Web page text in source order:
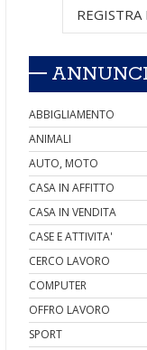
ABBIGLIAMENTO
ANIMALI
AUTO, MOTO
CASA IN AFFITTO
CASA IN VENDITA
CASE E ATTIVITA'
CERCO LAVORO
COMPUTER
OFFRO LAVORO
SPORT